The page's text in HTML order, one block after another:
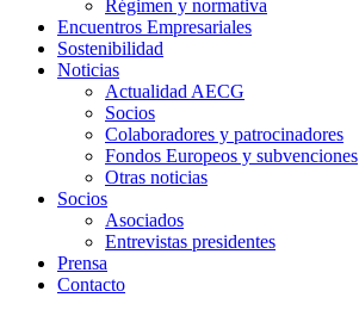
Régimen y normativa
Encuentros Empresariales
Sostenibilidad
Noticias
Actualidad AECG
Socios
Colaboradores y patrocinadores
Fondos Europeos y subvenciones
Otras noticias
Socios
Asociados
Entrevistas presidentes
Prensa
Contacto